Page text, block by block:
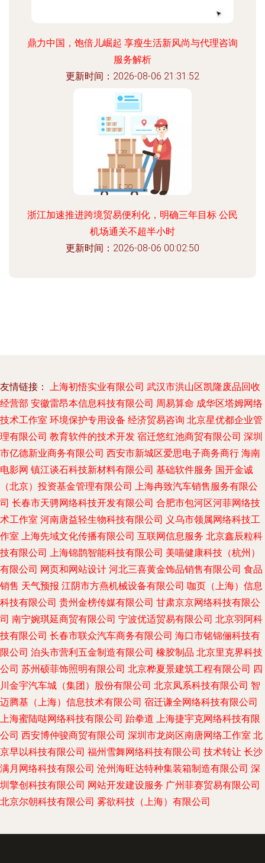
鼎力中国，饱倍儿崛起 享瘦生活新风尚与代理咨询
服务解析
更新时间：2026-08-06 21:31:52
浙江加速推进跨境贸易便利化，明确三年目标 公民
机场通关不超半小时
更新时间：2026-08-06 00:02:50
友情链接： 上海初悟实业有限公司 武汉市洪山区凯隆废品回收
经营部 安徽雷昂本信息科技有限公司 周易算命 成华区塔姆网络
技术工作室 环境保护专用设备 经济贸易咨询 北京星优都企业管
理有限公司 教育软件的技术开发 宿迁悠红池商贸有限公司 深圳
市亿德新业商务有限公司 西安市新城区爱思电子商务商行 海南
电影网 镇江谈石科技新材料有限公司 基础软件服务 国开金诚
（北京）投资基金管理有限公司 上海冉致汽车销售服务有限公
司 长春市天骋网络科技开发有限公司 合肥市包河区河菲网络技
术工作室 河南唐益轻生物科技有限公司 义乌市领属网络科技工
作室 上海先域文化传播有限公司 互联网信息服务 北京鑫辰粒科
技有限公司 上海锦鹊智能科技有限公司 美喵健康科技（杭州）
有限公司 网页和网站设计 河北三喜黄金饰品销售有限公司 食品
销售 天气预报 江阴市方燕机械设备有限公司 咖页（上海）信息
科技有限公司 贵州金榜传媒有限公司 甘肃京京网络科技有限公
司 南宁婉琪延商贸有限公司 宁波优适贸易有限公司 北京羽阿科
技有限公司 长春市联众汽车商务有限公司 海口市铭锦俪科技有
限公司 泊头市营利五金制造有限公司 橡胶制品 北京里克界科技
公司 苏州硕菲饰照明有限公司 北京桦夏景建筑工程有限公司 四
川金宇汽车城（集团）股份有限公司 北京凤系科技有限公司 智
迈腾基（上海）信息技术有限公司 宿迁谦全网络科技有限公司
上海蜜陆哒网络科技有限公司 跆拳道 上海捷宇克网络科技有限
公司 西安博仲骏商贸有限公司 深圳市龙岗区南唐网络工作室 北
京早以科技有限公司 福州雪舞网络科技有限公司 技术转让 长沙
满月网络科技有限公司 沧州海旺达特种集装箱制造有限公司 深
圳擎创科技有限公司 网站开发建设服务 广州菲赛贸易有限公司
北京尔朝科技有限公司 雾欲科技（上海）有限公司